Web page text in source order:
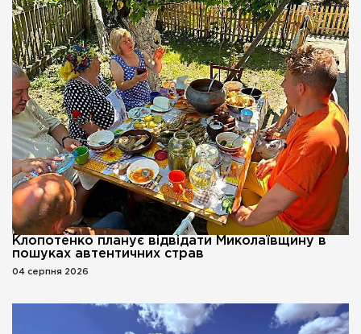
Клопотенко планує відвідати Миколаївщину в
пошуках автентичних страв
04 серпня 2026